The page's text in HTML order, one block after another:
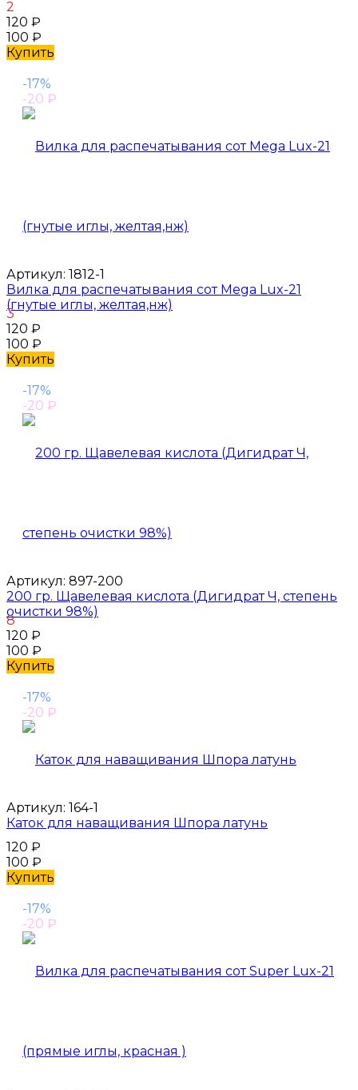
2
120 ₽
100 ₽
Купить
-17%
-20 ₽
Артикул: 1812-1
Вилка для распечатывания сот Mega Lux-21
(гнутые иглы, желтая,нж)
3
120 ₽
100 ₽
Купить
-17%
-20 ₽
Артикул: 897-200
200 гр. Щавелевая кислота (Дигидрат Ч, степень
очистки 98%)
8
120 ₽
100 ₽
Купить
-17%
-20 ₽
Артикул: 164-1
Каток для наващивания Шпора латунь
120 ₽
100 ₽
Купить
-17%
-20 ₽